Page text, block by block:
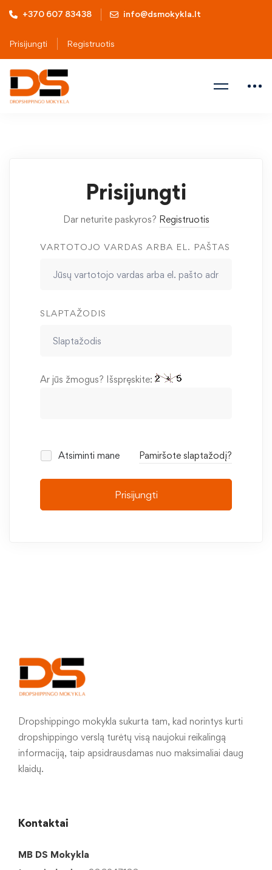
+370 607 83438 info@dsmokykla.lt
Prisijungti Registruotis
Prisijungti
Dar neturite paskyros? Registruotis
VARTOTOJO VARDAS ARBA EL. PAŠTAS
SLAPTAŽODIS
Ar jūs žmogus? Išspręskite:
Atsiminti mane Pamiršote slaptažodį?
Prisijungti
Dropshippingo mokykla sukurta tam, kad norintys kurti
dropshippingo verslą turėtų visą naujokui reikalingą
informaciją, taip apsidrausdamas nuo maksimaliai daug
klaidų.
Kontaktai
MB DS Mokykla